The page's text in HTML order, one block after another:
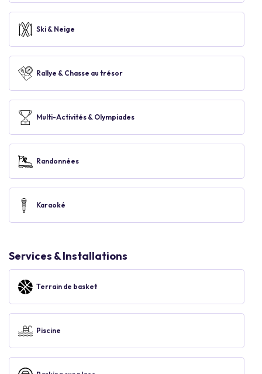
Ski & Neige
Rallye & Chasse au trésor
Multi-Activités & Olympiades
Randonnées
Karaoké
Services & Installations
Terrain de basket
Piscine